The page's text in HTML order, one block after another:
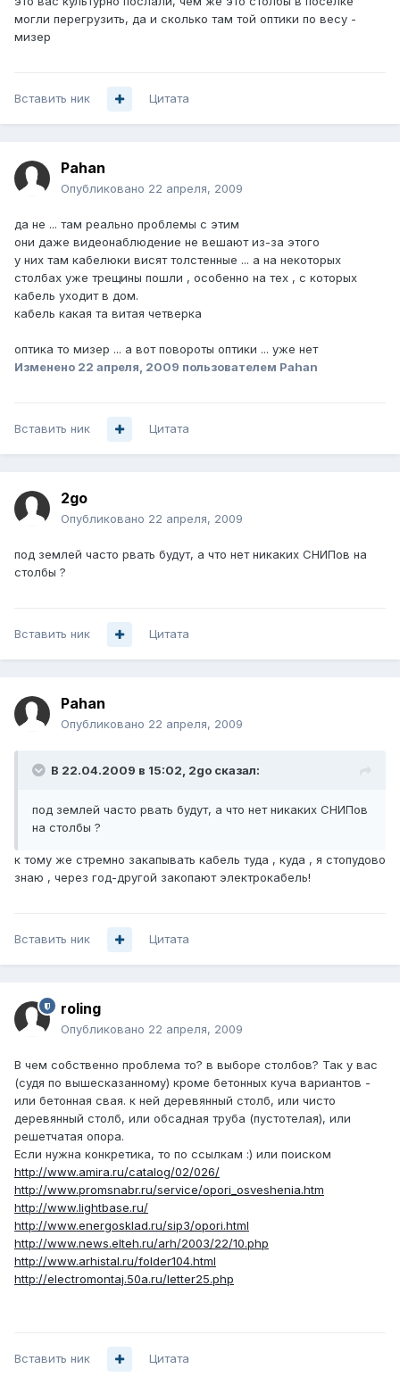
могли перегрузить, да и сколько там той оптики по весу -
мизер
Вставить ник Цитата
Pahan
Опубликовано 22 апреля, 2009
да не ... там реально проблемы с этим
они даже видеонаблюдение не вешают из-за этого
у них там кабелюки висят толстенные ... а на некоторых
столбах уже трещины пошли , особенно на тех , с которых
кабель уходит в дом.
кабель какая та витая четверка
оптика то мизер ... а вот повороты оптики ... уже нет
Изменено 22 апреля, 2009 пользователем Pahan
Вставить ник Цитата
2go
Опубликовано 22 апреля, 2009
под землей часто рвать будут, а что нет никаких СНИПов на
столбы ?
Вставить ник Цитата
Pahan
Опубликовано 22 апреля, 2009
В 22.04.2009 в 15:02, 2go сказал:
под землей часто рвать будут, а что нет никаких СНИПов
на столбы ?
к тому же стремно закапывать кабель туда , куда , я стопудово
знаю , через год-другой закопают электрокабель!
Вставить ник Цитата
roling
Опубликовано 22 апреля, 2009
В чем собственно проблема то? в выборе столбов? Так у вас
(судя по вышесказанному) кроме бетонных куча вариантов -
или бетонная свая. к ней деревянный столб, или чисто
деревянный столб, или обсадная труба (пустотелая), или
решетчатая опора.
Если нужна конкретика, то по ссылкам :) или поиском
http://www.amira.ru/catalog/02/026/
http://www.promsnabr.ru/service/opori_osveshenia.htm
http://www.lightbase.ru/
http://www.energosklad.ru/sip3/opori.html
http://www.news.elteh.ru/arh/2003/22/10.php
http://www.arhistal.ru/folder104.html
http://electromontaj.50a.ru/letter25.php
Вставить ник Цитата